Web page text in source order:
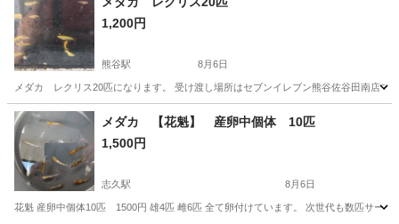
1,200円
熊谷駅 8月6日
メダカ レクリス20匹になります。 受け渡し場所はセブンイレブン熊谷佐谷田南店で
埼玉 熊谷市 熊谷駅 その他 レクリス
メダカ 【花魁】 産卵中個体 10匹
1,500円
志久駅 8月6日
花魁 産卵中個体10匹 1500円 雄4匹 雌6匹 全て卵付けています。 次世代も数匹サー